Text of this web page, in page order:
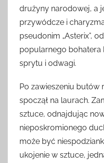
drużyny narodowej, a
przywódcze i
pseudonim „Asterix”,
popularnego
sprytu i odwagi.
Po zawieszeniu butów
spoczął na laurach.
sztuce, odnajdując
nieposkromionego
może być
ukojenie w sztuce,